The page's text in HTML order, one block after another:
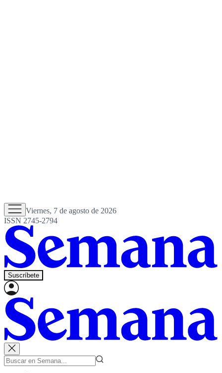
Viernes, 7 de agosto de 2026
ISSN 2745-2794
Suscríbete